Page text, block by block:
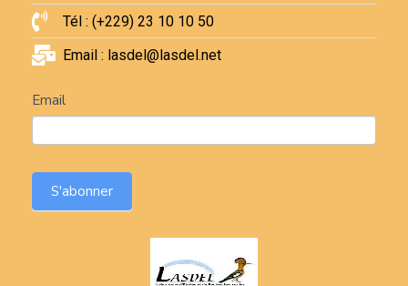
Tél : (+229) 23 10 10 50
Email : lasdel@lasdel.net
Newsletter
Email
S'abonner